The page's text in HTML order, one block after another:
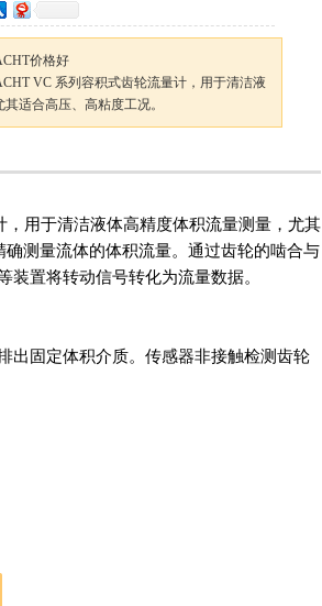
价格好
VC 系列容积式齿轮流量计，用于清洁液
适合高压、高粘度工况。
用于清洁液体高精度体积流量测量，尤其
测量流体的体积流量。通过齿轮的啮合与
置将转动信号转化为流量数据。
出固定体积介质。传感器非接触检测齿轮